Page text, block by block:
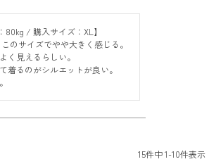
80kg / 購入サイズ：XL】
のサイズでやや大きく感じる。
く見えるらしい。
着るのがシルエットが良い。
15件中1-10件表示